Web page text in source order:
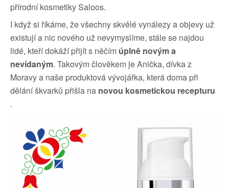
přírodní kosmetiky Saloos.
I když si říkáme, že všechny skvělé vynálezy a objevy už
existují a nic nového už nevymyslíme, stále se najdou
lidé, kteří dokáží přijít s něčím úplně novým a
nevídaným. Takovým člověkem je Anička, dívka z
Moravy a naše produktová vývojářka, která doma při
dělání škvarků přišla na novou kosmetickou recepturu
.